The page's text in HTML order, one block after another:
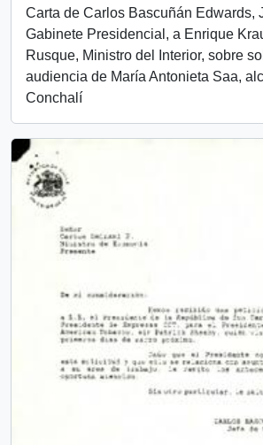
Carta de Carlos Bascuñán Edwards,
Gabinete Presidencial, a Enrique
Rusque, Ministro del Interior, sobre
audiencia de María Antonieta Saa,
Conchalí